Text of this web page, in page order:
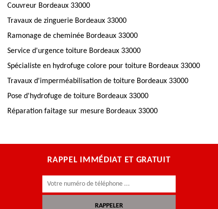
Couvreur Bordeaux 33000
Travaux de zinguerie Bordeaux 33000
Ramonage de cheminée Bordeaux 33000
Service d'urgence toiture Bordeaux 33000
Spécialiste en hydrofuge colore pour toiture Bordeaux 33000
Travaux d'imperméabilisation de toiture Bordeaux 33000
Pose d'hydrofuge de toiture Bordeaux 33000
Réparation faitage sur mesure Bordeaux 33000
RAPPEL IMMÉDIAT ET GRATUIT